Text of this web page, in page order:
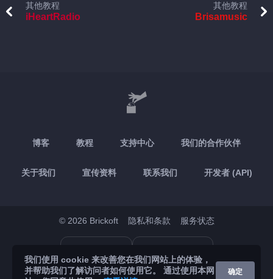
其他教程
iHeartRadio
其他教程
Brisamusic
博客 教程 支持中心 我们的合作伙伴
关于我们 宣传资料 联系我们 开发者 (API)
© 2026 Brickoft 隐私和条款 服务状态
我们使用 cookie 来改善您在我们网站上的体验，
并帮助我们了解访问者如何使用它。 通过使用本网
确定